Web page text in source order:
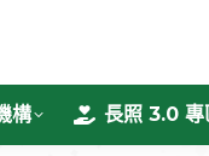
構 長照 3.0 專